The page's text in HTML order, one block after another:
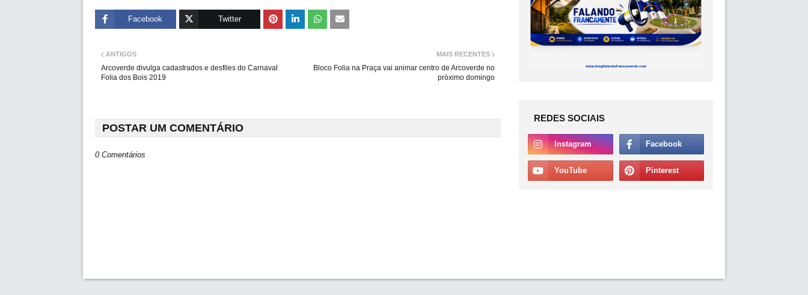
Facebook Twitter
MAIS RECENTES
Bloco Folia na Praça vai animar centro de Arcoverde no
próximo domingo
ANTIGOS
Arcoverde divulga cadastrados e desfiles do Carnaval
Folia dos Bois 2019
POSTAR UM COMENTÁRIO
0 Comentários
REDES SOCIAIS